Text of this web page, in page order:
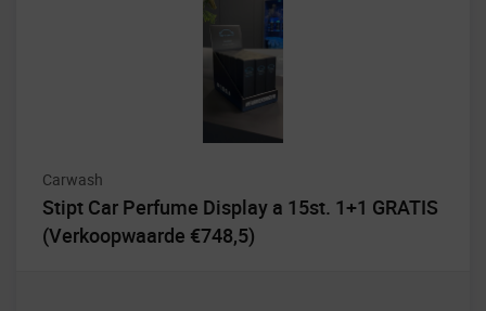
Carwash
Stipt Car Perfume Display a 15st. 1+1 GRATIS
(Verkoopwaarde €748,5)